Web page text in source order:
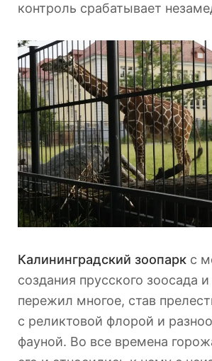
контроль срабатывает
Калининградский зоопарк с
создания прусского зоосада
пережил многое, став
с реликтовой флорой и
фауной. Во все времена